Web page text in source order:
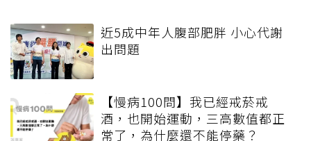
近5成中年人腹部肥胖 小心代謝
出問題
【慢病100問】我已經戒菸戒
酒，也開始運動，三高數值都正
常了，為什麼還不能停藥？